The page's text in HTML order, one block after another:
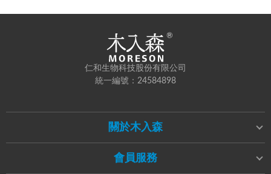
仁和生物科技股份有限公司
統一編號：24584898
關於木入森
會員服務